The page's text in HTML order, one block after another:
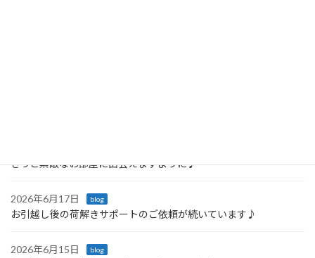
きっと素敵なお部屋に出会えますように♪
2026年6月17日 blog
お引越し後の荷解きサポートのご依頼が続いています♪
2026年6月15日 blog